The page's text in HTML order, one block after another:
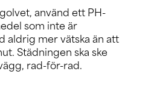
använd ett PH-
som inte är
aldrig mer vätska än att
Städningen ska ske
rad-för-rad.